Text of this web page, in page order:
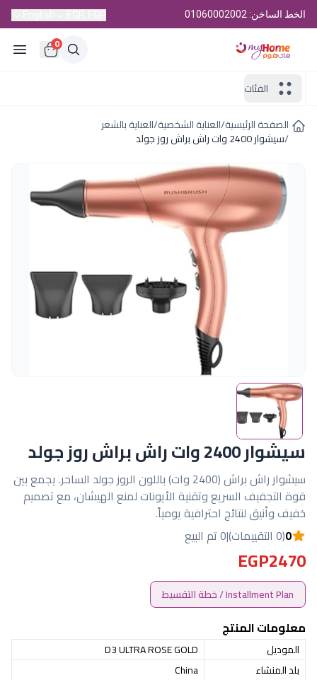
الخط الساخن: 01060002002
0
الفئات
الصفحة الرئيسية/العناية الشخصية/العناية بالشعر
/سيشوار 2400 وات راش براش روز جولد
سيشوار 2400 وات راش براش روز جولد
سيشوار راش براش (2400 وات) باللون الروز جولد الساحر. يجمع بين
قوة التجفيف السريع وتقنية الأيونات لمنع الهيشان، مع تصميم
خفيف وأنيق لنتائج احترافية يومياً.
0(0 التقييمات) |0 تم البيع
EGP2470
Installment Plan / خطة التقسيط
معلومات المنتج
الموديل
D3 ULTRA ROSE GOLD
بلد المنشاء
China